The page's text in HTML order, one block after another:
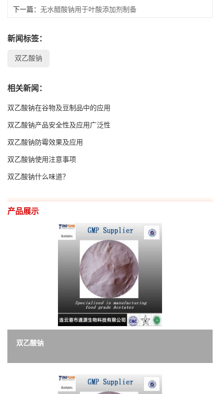
下一篇： 无水醋酸钠用于叶酸添加剂制备
新闻标签：
双乙酸钠
相关新闻：
双乙酸钠在谷物及豆制品中的应用
双乙酸钠产品安全性及应用广泛性
双乙酸钠防霉效果及应用
双乙酸钠使用注意事项
双乙酸钠什么味道？
产品展示
双乙酸钠